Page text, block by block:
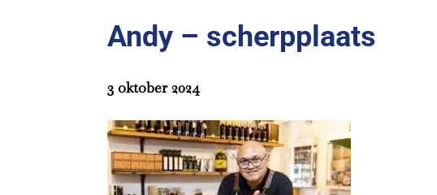
Andy – scherpplaats
3 oktober 2024